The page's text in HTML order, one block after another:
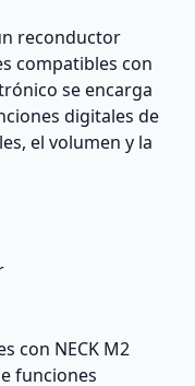
reconductor
compatibles con
se encarga
digitales de
el volumen y la
con NECK M2
funciones